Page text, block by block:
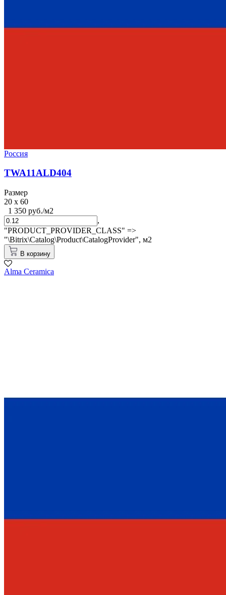
Россия
TWA11ALD404
Размер
20 x 60
1 350 руб./м2
,
"PRODUCT_PROVIDER_CLASS" =>
"\Bitrix\Catalog\Product\CatalogProvider", м2
В корзину
Alma Ceramica